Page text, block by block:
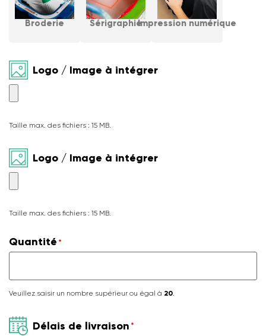
Broderie SérigraphieImpression numérique
Logo / Image à intégrer
Taille max. des fichiers : 15 MB.
Logo / Image à intégrer
Taille max. des fichiers : 15 MB.
Quantité *
Veuillez saisir un nombre supérieur ou égal à 20.
Délais de livraison *